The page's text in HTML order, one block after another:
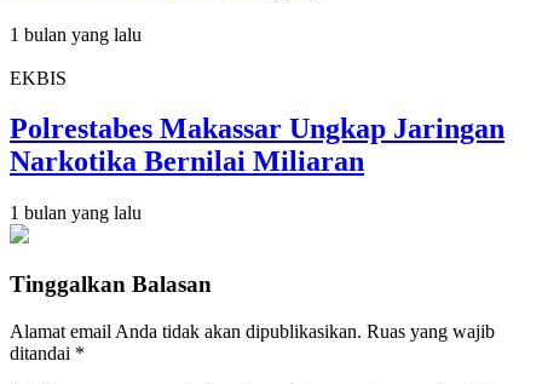
1 bulan yang lalu
EKBIS
Polrestabes Makassar Ungkap Jaringan
Narkotika Bernilai Miliaran
1 bulan yang lalu
Tinggalkan Balasan
Alamat email Anda tidak akan dipublikasikan. Ruas yang wajib
ditandai *